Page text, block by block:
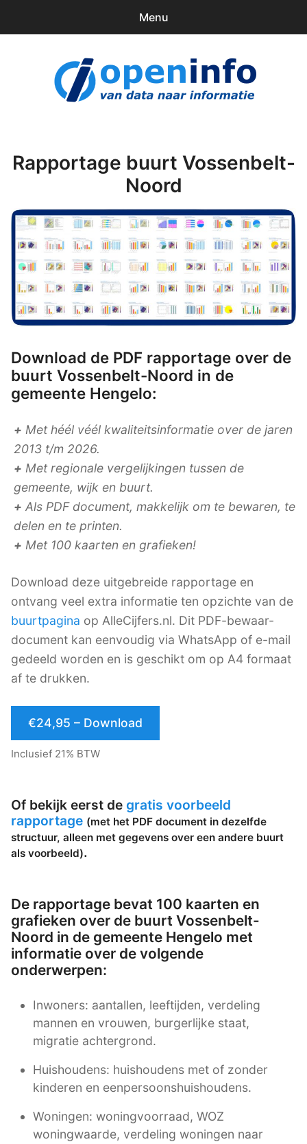
Menu
Downloads
Rapportage buurt Vossenbelt-
Noord
Download de PDF rapportage over de
buurt Vossenbelt-Noord in de
gemeente Hengelo:
+ Met héél véél kwaliteitsinformatie over de jaren
2013 t/m 2026.
+ Met regionale vergelijkingen tussen de
gemeente, wijk en buurt.
+ Als PDF document, makkelijk om te bewaren, te
delen en te printen.
+ Met 100 kaarten en grafieken!
Download deze uitgebreide rapportage en
ontvang veel extra informatie ten opzichte van de
buurtpagina op AlleCijfers.nl. Dit PDF-bewaar-
document kan eenvoudig via WhatsApp of e-mail
gedeeld worden en is geschikt om op A4 formaat
af te drukken.
€24,95 – Download
Inclusief 21% BTW
Of bekijk eerst de gratis voorbeeld
rapportage (met het PDF document in dezelfde
structuur, alleen met gegevens over een andere buurt
als voorbeeld).
De rapportage bevat 100 kaarten en
grafieken over de buurt Vossenbelt-
Noord in de gemeente Hengelo met
informatie over de volgende
onderwerpen:
Inwoners: aantallen, leeftijden, verdeling
mannen en vrouwen, burgerlijke staat,
migratie achtergrond.
Huishoudens: huishoudens met of zonder
kinderen en eenpersoonshuishoudens.
Woningen: woningvoorraad, WOZ
woningwaarde, verdeling woningen naar